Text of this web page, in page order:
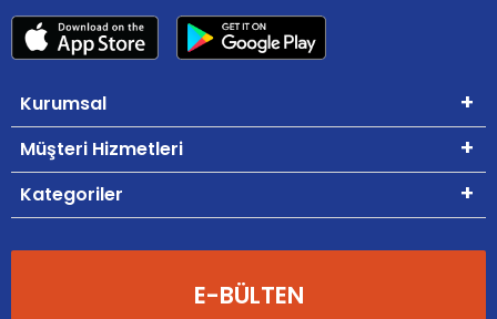
Kurumsal
Müşteri Hizmetleri
Kategoriler
E-BÜLTEN